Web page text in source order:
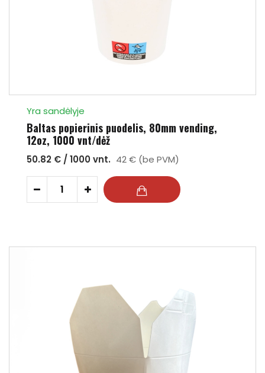
Yra sandėlyje
Baltas popierinis puodelis, 80mm vending,
12oz, 1000 vnt/dėž
50.82 € / 1000 vnt. 42 € (be PVM)
- +